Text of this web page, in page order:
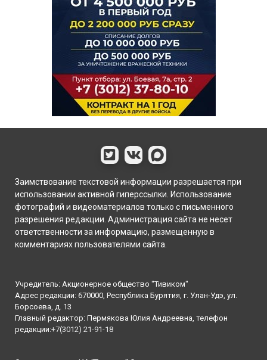
Заимствование текстовой информации разрешается при
использовании активной гиперссылки. Использование
фотографий и видеоматериалов только с письменного
разрешения редакции. Администрация сайта не несет
ответственности за информацию, размещенную в
комментариях пользователями сайта.
Учредитель: Акционерное общество "Тивиком"
Адрес редакции: 670000, Республика Бурятия, г. Улан-Удэ, ул.
Борсоева, д. 13
Главный редактор: Пермякова Юлия Андреевна, телефон
редакции:+7(3012) 21-91-18